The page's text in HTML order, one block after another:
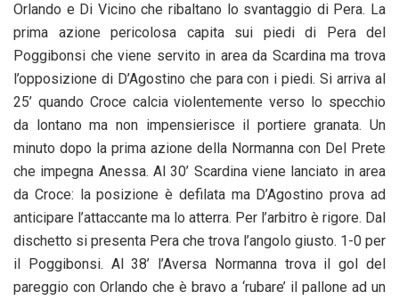
Orlando e Di Vicino che ribaltano lo svantaggio di Pera. La
prima azione pericolosa capita sui piedi di Pera del
Poggibonsi che viene servito in area da Scardina ma trova
l’opposizione di D’Agostino che para con i piedi. Si arriva al
25’ quando Croce calcia violentemente verso lo specchio
da lontano ma non impensierisce il portiere granata. Un
minuto dopo la prima azione della Normanna con Del Prete
che impegna Anessa. Al 30’ Scardina viene lanciato in area
da Croce: la posizione è defilata ma D’Agostino prova ad
anticipare l’attaccante ma lo atterra. Per l’arbitro è rigore. Dal
dischetto si presenta Pera che trova l’angolo giusto. 1-0 per
il Poggibonsi. Al 38’ l’Aversa Normanna trova il gol del
pareggio con Orlando che è bravo a ‘rubare’ il pallone ad un